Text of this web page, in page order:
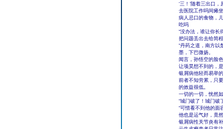
‘三！’随着三出口
去医院工作吗间瘫
病人忌口的食物，
吃吗
“没办法，谁让你长
把问题丢出去给简
“丹药之道，南方以
墨，下巴微扬。
闻言，孙悟空的脸
让项昊想不到的，
银屑病他轻而易举
前者不知劳累，只
的效益很低。
一切的一切，恍然
“城门破了！城门破
“可惜看不到他的面
他也是运气好，竟
银屑病性关节炎有